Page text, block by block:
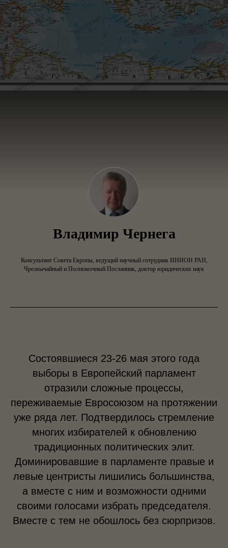
Владимир Чернега
Консультант Совета Европы, ведущий научный сотрудник ИНИОН РАН,
Чрезвычайный и Полномочный Посланник, доктор юридических наук
Состоявшиеся 23-26 мая этого года
выборы в Европейский парламент
отразили сложные процессы,
переживаемые Евросоюзом на протяжении
уже ряда лет. Подтвердилось стремление
многих избирателей к обновлению
традиционных политических элит.
Доминировавшие в парламенте правые и
левые центристы лишились большинства,
а вместе с ним и возможности одними
своими голосами избрать председателя.
Вместе с тем не обошлось без сюрпризов.